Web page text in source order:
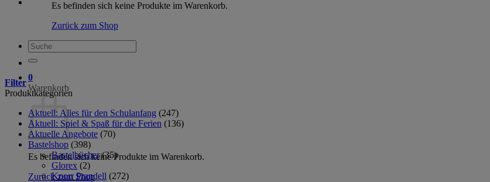
Es befinden sich keine Produkte im Warenkorb.
Zurück zum Shop
Suche
nach:
0
Warenkorb
Es befinden sich keine Produkte im Warenkorb.
Zurück zum Shop
Filter
Produktkategorien
Aktuell: Alles für den Schulanfang (247)
Aktuell: Spiel & Spaß für die Ferien (136)
Aktuelle Angebote (70)
Bastelshop (398)
Bastelbücher (35)
Glorex (2)
Knorr Prandell (272)